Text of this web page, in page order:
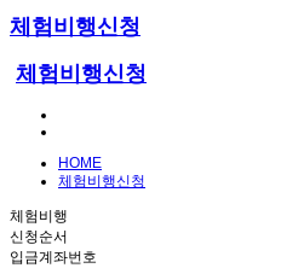
체험비행신청
체험비행신청
HOME
체험비행신청
체험비행
신청순서
입금계좌번호